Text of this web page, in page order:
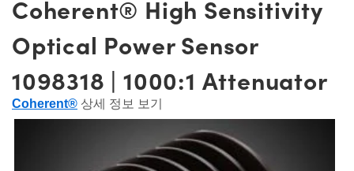
Optics
Expanders
Assemblies
Shaping
and Breadboards
and Slides
Objectives
Objectives
Objectives
Lenses
and Advanced
Cameras
Labs Cameras™
Accessories
and Roughness Standards
Products
질
Accessories
Imaging
Imaging
Microscopy
Lenses
and Detection
Lenses
Lenses
Illumination
Targets
Coherent® High Sensitivity
Optical Power Sensor
1098318 | 1000:1 Attenuator
Coherent® 상세 정보 보기